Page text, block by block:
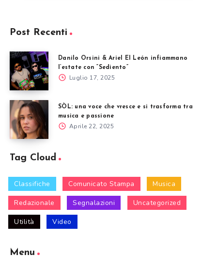
Post Recenti
Danilo Orsini & Ariel El León infiammano
l’estate con “Sediento”
Luglio 17, 2025
SÒL: una voce che vresce e si trasforma tra
musica e passione
Aprile 22, 2025
Tag Cloud
Classifiche Comunicato Stampa Musica
Redazionale Segnalazioni Uncategorized
Utilità Video
Menu